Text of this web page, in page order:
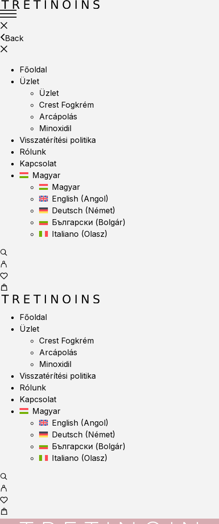
Back
Főoldal
Üzlet
Üzlet
Crest Fogkrém
Arcápolás
Minoxidil
Visszatérítési politika
Rólunk
Kapcsolat
Magyar
Magyar
English (Angol)
Deutsch (Német)
Български (Bolgár)
Italiano (Olasz)
Főoldal
Üzlet
Crest Fogkrém
Arcápolás
Minoxidil
Visszatérítési politika
Rólunk
Kapcsolat
Magyar
English (Angol)
Deutsch (Német)
Български (Bolgár)
Italiano (Olasz)